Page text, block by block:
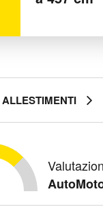
ALLESTIMENTI